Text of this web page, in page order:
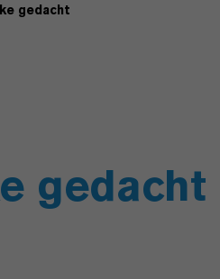
gedacht
gedacht